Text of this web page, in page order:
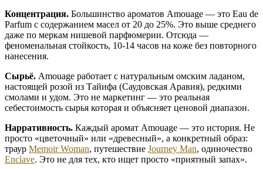
Концентрация. Большинство ароматов Amouage — это Eau de
Parfum с содержанием масел от 20 до 25%. Это выше среднего
даже по меркам нишевой парфюмерии. Отсюда —
феноменальная стойкость, 10-14 часов на коже без повторного
нанесения.
Сырьё. Amouage работает с натуральным омским ладаном,
настоящей розой из Тайифа (Саудовская Аравия), редкими
смолами и удом. Это не маркетинг — это реальная
себестоимость сырья которая и объясняет ценовой диапазон.
Нарративность. Каждый аромат Amouage — это история. Не
просто «цветочный» или «древесный», а конкретный образ:
траур Memoir Woman, путешествие Journey Man, одиночество
Enclave. Это не для тех, кто ищет просто «приятный запах».